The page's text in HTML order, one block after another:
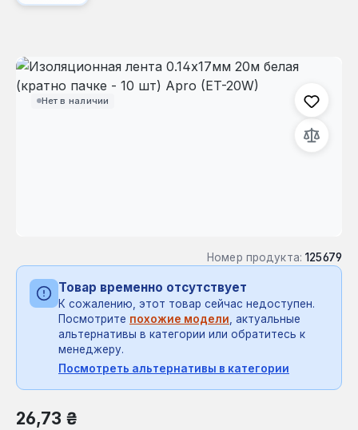
Нет в наличии
Пропустить галерею изображений
Номер продукта: 125679
Товар временно отсутствует
К сожалению, этот товар сейчас недоступен.
Посмотрите похожие модели , актуальные
альтернативы в категории или обратитесь к
менеджеру.
Посмотреть альтернативы в категории
Обычная цена:
26,73 ₴